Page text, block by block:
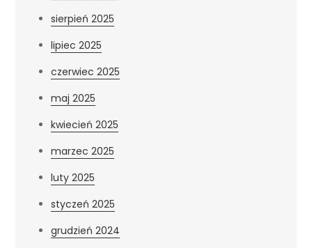
sierpień 2025
lipiec 2025
czerwiec 2025
maj 2025
kwiecień 2025
marzec 2025
luty 2025
styczeń 2025
grudzień 2024